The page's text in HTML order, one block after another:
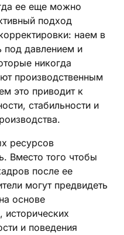
ее еще можно
подход
наем в
под давлением и
никогда
производственным
это приводит к
стабильности и
ресурсов
Вместо того чтобы
после ее
могут предвидеть
основе
исторических
и поведения